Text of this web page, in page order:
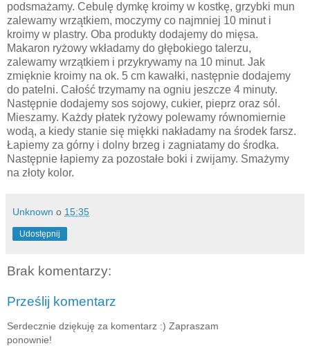
podsmażamy. Cebulę dymkę kroimy w kostkę, grzybki mun
zalewamy wrzątkiem, moczymy co najmniej 10 minut i
kroimy w plastry. Oba produkty dodajemy do mięsa.
Makaron ryżowy wkładamy do głębokiego talerzu,
zalewamy wrzątkiem i przykrywamy na 10 minut. Jak
zmięknie kroimy na ok. 5 cm kawałki, następnie dodajemy
do patelni. Całość trzymamy na ogniu jeszcze 4 minuty.
Następnie dodajemy sos sojowy, cukier, pieprz oraz sól.
Mieszamy. Każdy płatek ryżowy polewamy równomiernie
wodą, a kiedy stanie się miękki nakładamy na środek farsz.
Łapiemy za górny i dolny brzeg i zagniatamy do środka.
Następnie łapiemy za pozostałe boki i zwijamy. Smażymy
na złoty kolor.
Unknown o 15:35
Udostępnij
Brak komentarzy:
Prześlij komentarz
Serdecznie dziękuję za komentarz :) Zapraszam
ponownie!